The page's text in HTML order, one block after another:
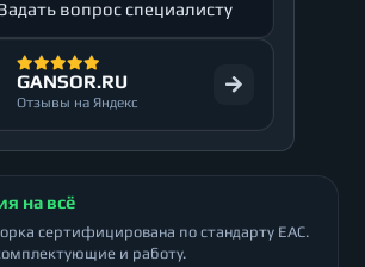
Задать вопрос специалисту
GANSOR.RU
Отзывы на Яндекс
на всё
сертифицирована по стандарту ЕАС.
и работу.